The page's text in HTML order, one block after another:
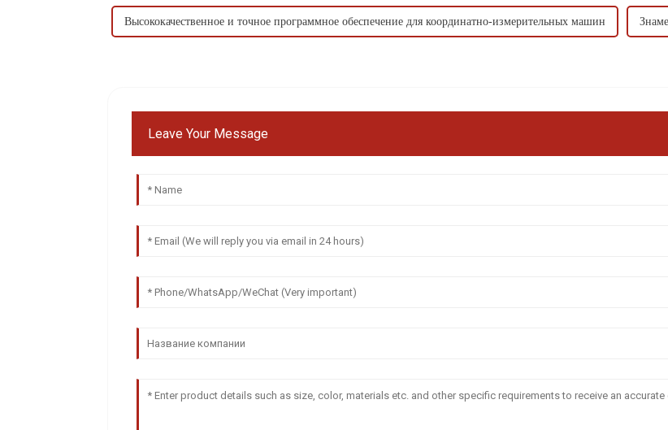
Высококачественное и точное программное обеспечение для координатно-измерительных машин
Leave Your Message